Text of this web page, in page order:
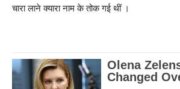
चारा लाने क्यारा नाम के तोक गई थीं ।